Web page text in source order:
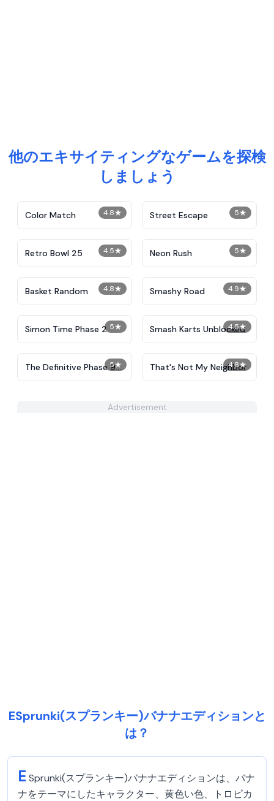
他のエキサイティングなゲームを探検
しましょう
4.8★
Color Match 5★
Street Escape
4.5★
Retro Bowl 25 5★
Neon Rush
4.8★
Basket Random 4.9★
Smashy Road
5★
Simon Time Phase 2 4.5★
Smash Karts Unblocked
5★
The Definitive Phase 9:
Demolition
4.8★
That's Not My Neighbor
Advertisement
ESprunki(スプランキー)バナナエディションと
は？
E Sprunki(スプランキー)バナナエディションは、バナ
ナをテーマにしたキャラクター、黄色い色、トロピカ